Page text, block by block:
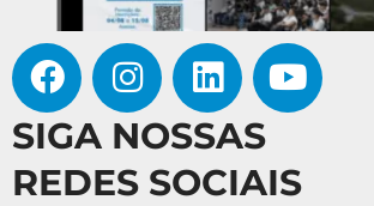
SIGA NOSSAS
REDES SOCIAIS